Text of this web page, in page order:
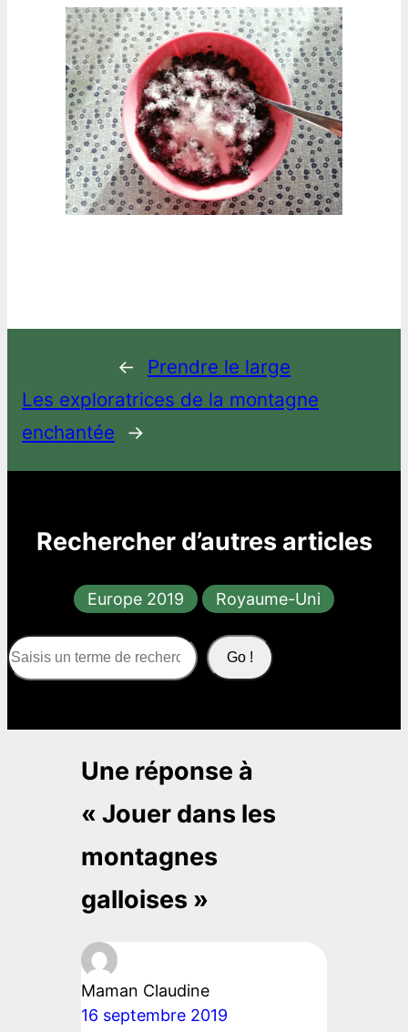
←
Prendre le large
Les exploratrices de la montagne
enchantée
→
Rechercher d’autres articles
Europe 2019 Royaume-Uni
S
e
r
Go !
Une réponse à
« Jouer dans les
montagnes
galloises »
Maman Claudine
16 septembre 2019